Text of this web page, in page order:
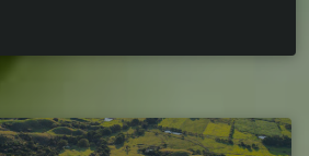
Los visitantes pueden aprender
y relajarse en un entorno